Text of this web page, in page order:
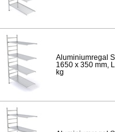
Aluminiumregal
1650 x 350 mm,
kg